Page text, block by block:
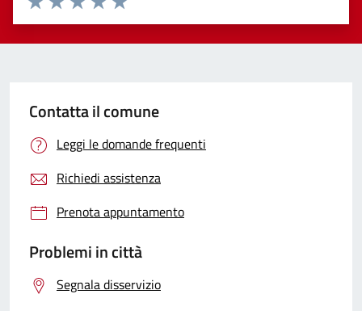
Valuta 5 stelle su 5
Valuta 4 stelle su 5
Valuta 3 stelle su 5
Valuta 2 stelle su 5
Valuta 1 stelle su 5
Contatta il comune
Leggi le domande frequenti
Richiedi assistenza
Prenota appuntamento
Problemi in città
Segnala disservizio